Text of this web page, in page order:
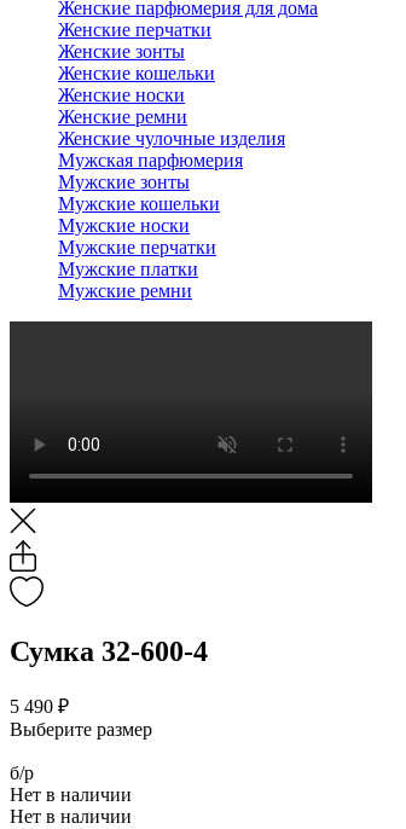
Женские парфюмерия для дома
Женские перчатки
Женские зонты
Женские кошельки
Женские носки
Женские ремни
Женские чулочные изделия
Мужская парфюмерия
Мужские зонты
Мужские кошельки
Мужские носки
Мужские перчатки
Мужские платки
Мужские ремни
Сумка 32-600-4
5 490 ₽
Выберите размер
б/р
Нет в наличии
Нет в наличии